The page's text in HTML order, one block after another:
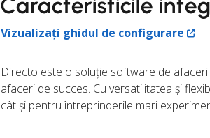
Caracteristicile
Vizualizați ghidul de configurare
Directo este o soluție software de
afaceri de succes. Cu versatilitatea și
cât și pentru întreprinderile mari